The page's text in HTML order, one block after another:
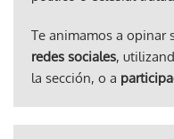
Te animamos a opinar
redes sociales,
la sección, o a